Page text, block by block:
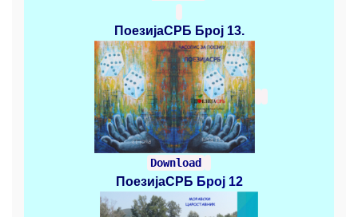
ПоезијаСРБ Број 13.
Download
ПоезијаСРБ Број 12